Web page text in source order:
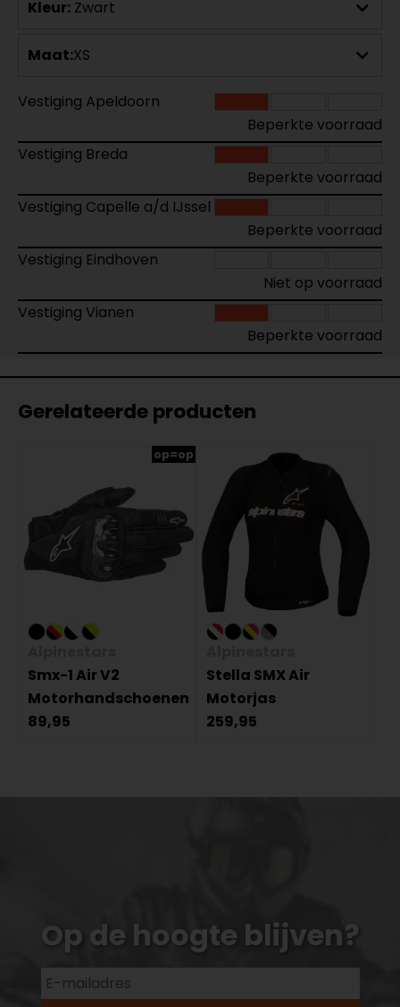
Kleur: Zwart
Maat:XS
Vestiging Apeldoorn
Beperkte voorraad
Vestiging Breda
Beperkte voorraad
Vestiging Capelle a/d IJssel
Beperkte voorraad
Vestiging Eindhoven
Niet op voorraad
Vestiging Vianen
Beperkte voorraad
Gerelateerde producten
op=op
Smx-1 Air V2
Motorhandschoenen
89,95
Stella SMX Air
Motorjas
259,95
Op de hoogte blijven?